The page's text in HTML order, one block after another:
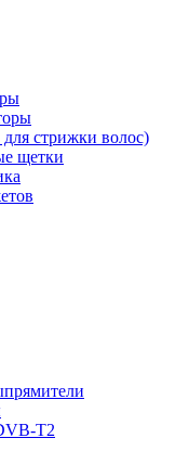
стрижки волос)
щетки
T2